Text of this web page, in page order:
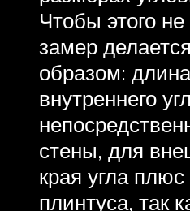
Чтобы этого
замер
образом:
внутреннего
стены, для
края угла
плинтуса, так